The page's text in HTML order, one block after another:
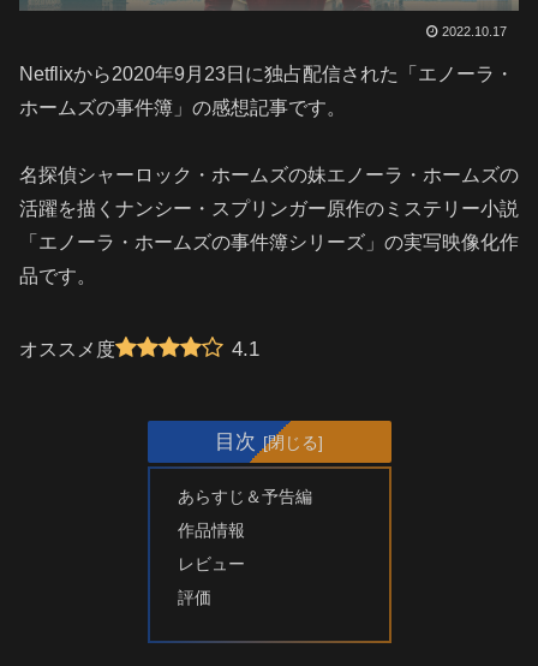
2022.10.17
Netflixから2020年9月23日に独占配信された「エノーラ・
ホームズの事件簿」の感想記事です。
名探偵シャーロック・ホームズの妹エノーラ・ホームズの
活躍を描くナンシー・スプリンガー原作のミステリー小説
「エノーラ・ホームズの事件簿シリーズ」の実写映像化作
品です。
オススメ度 4.1
目次
あらすじ＆予告編
作品情報
レビュー
評価